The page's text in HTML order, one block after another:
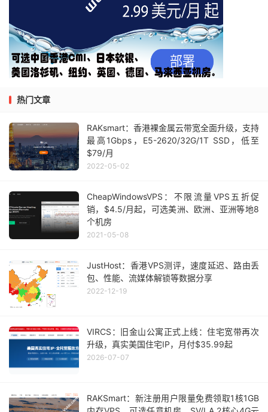
热门文章
RAKsmart：香港裸金属云带宽全面升级，支持
最高1Gbps，E5-2620/32G/1T SSD，低至
$79/月
2022-05-02
CheapWindowsVPS：不限流量VPS五折促
销，$4.5/月起，可选美洲、欧洲、亚洲等地8
个机房
2021-05-08
JustHost：香港VPS测评，速度延迟、路由丢
包、性能、流媒体解锁等数据分享
2022-12-19
VIRCS：旧金山公寓正式上线：住宅宽带再次
升级，真实美国住宅IP，月付$35.99起
2026-07-07
RAKSmart：新注册用户限量免费领取1核1GB